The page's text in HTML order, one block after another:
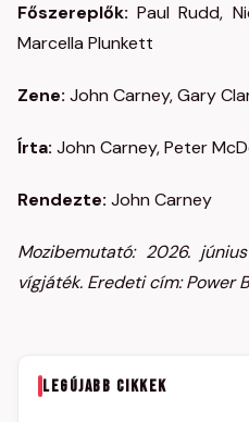
Főszereplők: Paul Rudd,
Marcella Plunkett
Zene: John Carney, Gary
Írta: John Carney, Peter
Rendezte: John Carney
Mozibemutató: 2026.
vígjáték. Eredeti cím: Power
LEGÚJABB CIKKEK